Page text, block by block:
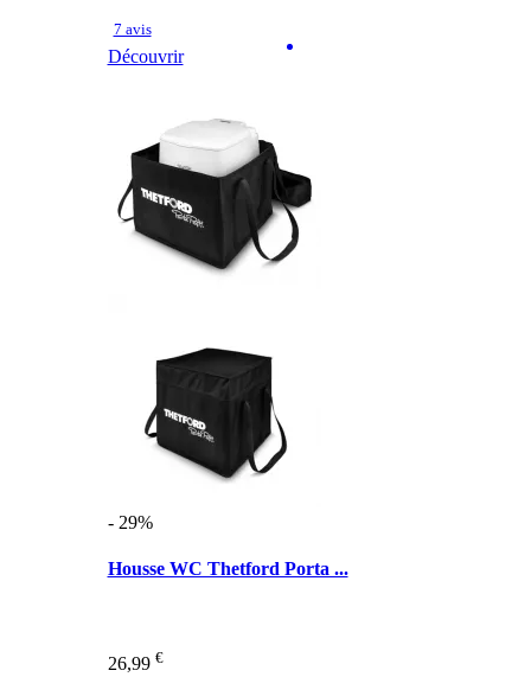
7 avis
Découvrir
- 29%
Housse WC Thetford Porta ...
26,99 €